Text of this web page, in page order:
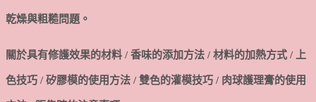
乾燥與粗糙問題。
關於具有修護效果的材料 / 香味的添加方法 / 材料的加熱方式 / 上
色技巧 / 矽膠模的使用方法 / 雙色的灌模技巧 / 肉球護理膏的使用